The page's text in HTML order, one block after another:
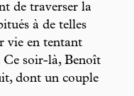
de traverser la
à de telles
vie en tentant
Ce soir-là, Benoît
dont un couple